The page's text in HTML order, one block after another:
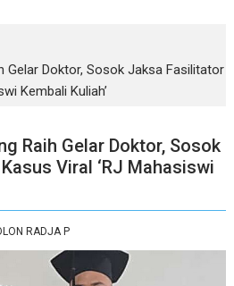
Gelar Doktor, Sosok Jaksa Fasilitator
Kembali Kuliah’
Raih Gelar Doktor, Sosok
Viral ‘RJ Mahasiswi
RADJA P